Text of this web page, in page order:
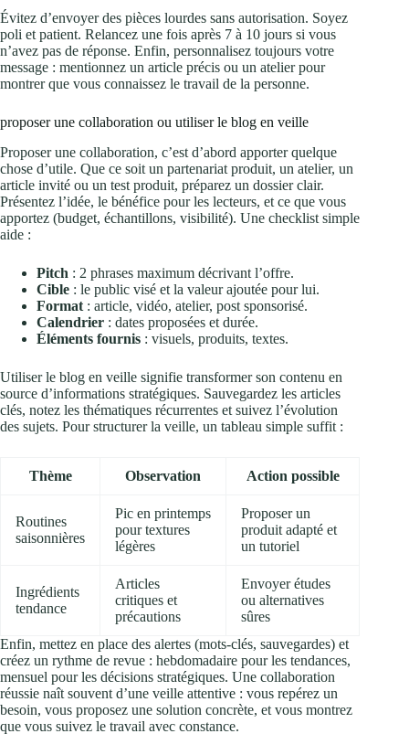
Évitez d’envoyer des pièces lourdes sans autorisation. Soyez
poli et patient. Relancez une fois après 7 à 10 jours si vous
n’avez pas de réponse. Enfin, personnalisez toujours votre
message : mentionnez un article précis ou un atelier pour
montrer que vous connaissez le travail de la personne.
proposer une collaboration ou utiliser le blog en veille
Proposer une collaboration, c’est d’abord apporter quelque
chose d’utile. Que ce soit un partenariat produit, un atelier, un
article invité ou un test produit, préparez un dossier clair.
Présentez l’idée, le bénéfice pour les lecteurs, et ce que vous
apportez (budget, échantillons, visibilité). Une checklist simple
aide :
Pitch : 2 phrases maximum décrivant l’offre.
Cible : le public visé et la valeur ajoutée pour lui.
Format : article, vidéo, atelier, post sponsorisé.
Calendrier : dates proposées et durée.
Éléments fournis : visuels, produits, textes.
Utiliser le blog en veille signifie transformer son contenu en
source d’informations stratégiques. Sauvegardez les articles
clés, notez les thématiques récurrentes et suivez l’évolution
des sujets. Pour structurer la veille, un tableau simple suffit :
Thème Observation Action possible
Routines
saisonnières
Pic en printemps
pour textures
légères
Proposer un
produit adapté et
un tutoriel
Ingrédients
tendance
Articles
critiques et
précautions
Envoyer études
ou alternatives
sûres
Enfin, mettez en place des alertes (mots-clés, sauvegardes) et
créez un rythme de revue : hebdomadaire pour les tendances,
mensuel pour les décisions stratégiques. Une collaboration
réussie naît souvent d’une veille attentive : vous repérez un
besoin, vous proposez une solution concrète, et vous montrez
que vous suivez le travail avec constance.